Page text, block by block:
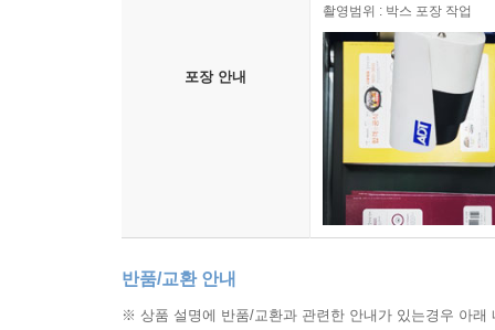
포장 안내
촬영범위 : 박스 포장 작업
반품/교환 안내
※ 상품 설명에 반품/교환과 관련한 안내가 있는경우 아